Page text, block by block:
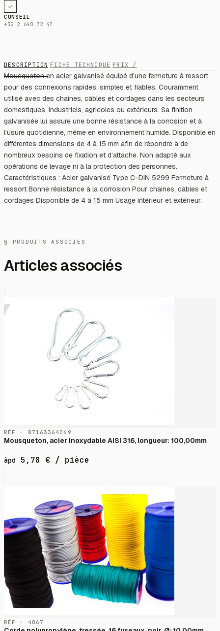
CONSEIL
+32 2 640 72 47
DESCRIPTION FICHE TECHNIQUE PRIX /
Mousqueton en acier galvanisé équipé d’une fermeture à ressort
pour des connexions rapides, simples et fiables. Couramment
utilisé avec des chaînes, câbles et cordages dans les secteurs
domestiques, industriels, agricoles ou extérieurs. Sa finition
galvanisée lui assure une bonne résistance à la corrosion et à
l’usure quotidienne, même en environnement humide. Disponible en
différentes dimensions de 4 à 15 mm afin de répondre à de
nombreux besoins de fixation et d’attache. Non adapté aux
opérations de levage ni à la protection des personnes.
Caractéristiques : Acier galvanisé Type C-DIN 5299 Fermeture à
ressort Bonne résistance à la corrosion Pour chaînes, câbles et
cordages Disponible de 4 à 15 mm Usage intérieur et extérieur.
§ PRODUITS ASSOCIÉS
Articles associés
RÉF · 87163364069
Mousqueton, acier inoxydable AISI 316, longueur: 100,00mm
àpd 5,78 € / pièce
RÉF · 4067